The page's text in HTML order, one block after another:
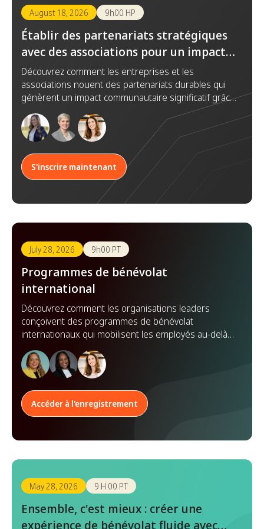
August 18, 2026 9h00 HP
Établir des partenariats stratégiques
avec des associations pour un impact
durable
Découvrez comment les entreprises et les
associations nouent des partenariats durables qui
génèrent un impact communautaire significatif grâce
à la confiance, la collaboration et des objectifs
communs.
S'inscrire maintenant
July 28, 2026 9h00 PT
Programmes de bénévolat
international
Découvrez comment les organisations leaders
conçoivent des programmes de bénévolat
internationaux qui mobilisent les employés au-delà
des frontières, renforcent les partenariats et
démultiplient leur impact à l'échelle mondiale.
Accéder à l'enregistrement
May 28, 2026 9 H 00 PT
Ensemble, c'est mieux : créer une
expérience de bénévolat fluide avec